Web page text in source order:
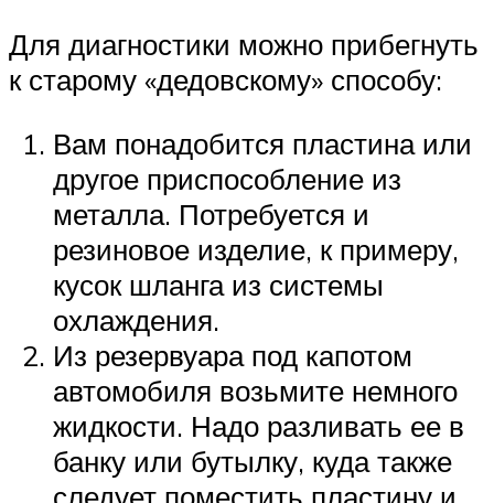
Для диагностики можно прибегнуть
к старому «дедовскому» способу:
Вам понадобится пластина или
другое приспособление из
металла. Потребуется и
резиновое изделие, к примеру,
кусок шланга из системы
охлаждения.
Из резервуара под капотом
автомобиля возьмите немного
жидкости. Надо разливать ее в
банку или бутылку, куда также